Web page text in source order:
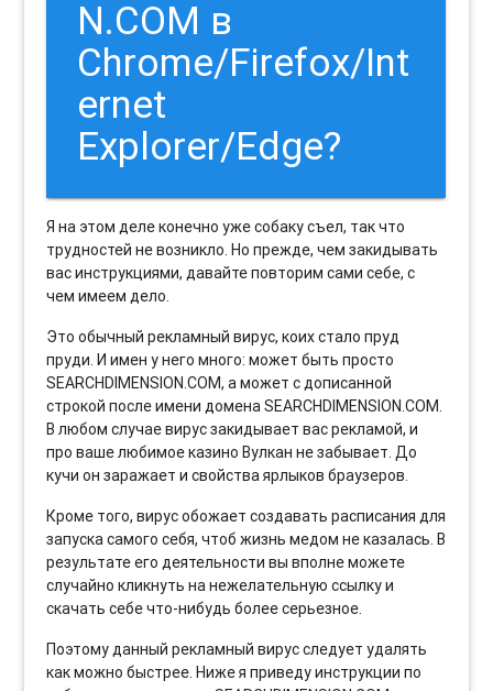
N.COM в
Chrome/Firefox/Int
ernet
Explorer/Edge?
Я на этом деле конечно уже собаку съел, так что
трудностей не возникло. Но прежде, чем закидывать
вас инструкциями, давайте повторим сами себе, с
чем имеем дело.
Это обычный рекламный вирус, коих стало пруд
пруди. И имен у него много: может быть просто
SEARCHDIMENSION.COM, а может с дописанной
строкой после имени домена SEARCHDIMENSION.COM.
В любом случае вирус закидывает вас рекламой, и
про ваше любимое казино Вулкан не забывает. До
кучи он заражает и свойства ярлыков браузеров.
Кроме того, вирус обожает создавать расписания для
запуска самого себя, чтоб жизнь медом не казалась. В
результате его деятельности вы вполне можете
случайно кликнуть на нежелательную ссылку и
скачать себе что-нибудь более серьезное.
Поэтому данный рекламный вирус следует удалять
как можно быстрее. Ниже я приведу инструкции по